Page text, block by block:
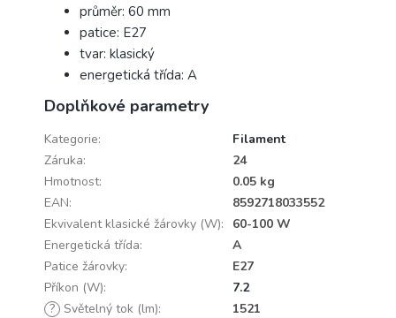
průměr: 60 mm
patice: E27
tvar: klasický
energetická třída: A
Doplňkové parametry
Kategorie:
Filament
Záruka:
24
Hmotnost:
0.05 kg
EAN:
8592718033552
Ekvivalent klasické žárovky (W):
60-100 W
Energetická třída:
A
Patice žárovky:
E27
Příkon (W):
7.2
? Světelný tok (lm):
1521